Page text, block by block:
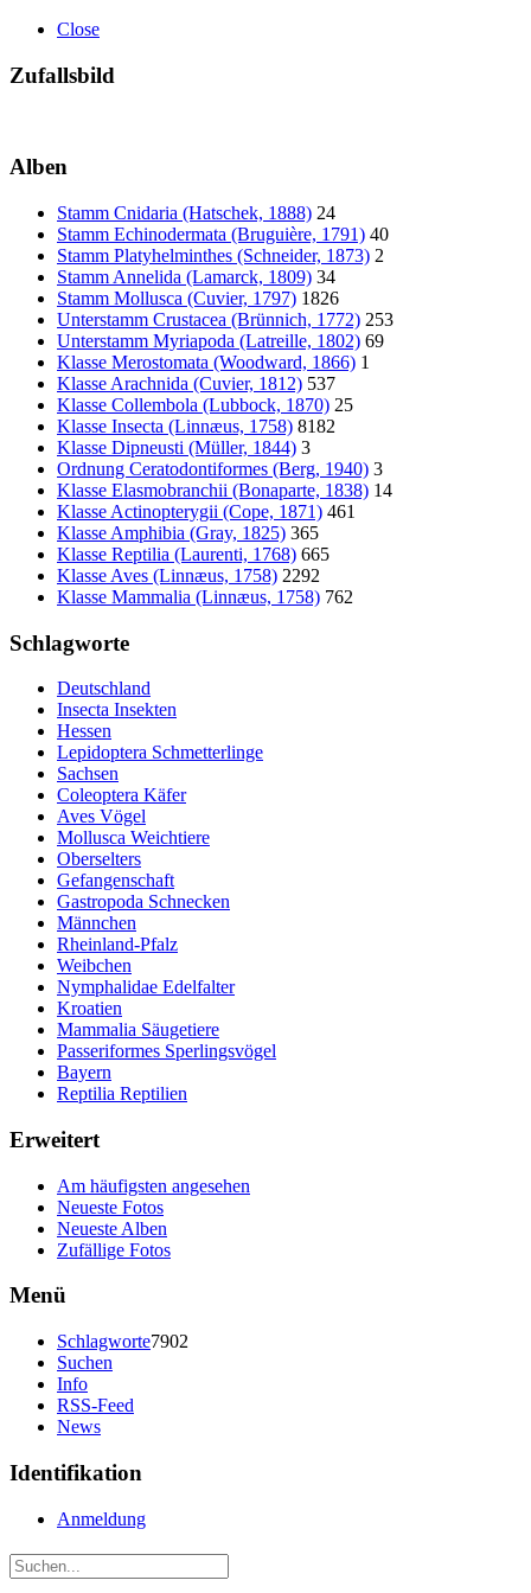
Close
Zufallsbild
Alben
Stamm Cnidaria (Hatschek, 1888) 24
Stamm Echinodermata (Bruguière, 1791) 40
Stamm Platyhelminthes (Schneider, 1873) 2
Stamm Annelida (Lamarck, 1809) 34
Stamm Mollusca (Cuvier, 1797) 1826
Unterstamm Crustacea (Brünnich, 1772) 253
Unterstamm Myriapoda (Latreille, 1802) 69
Klasse Merostomata (Woodward, 1866) 1
Klasse Arachnida (Cuvier, 1812) 537
Klasse Collembola (Lubbock, 1870) 25
Klasse Insecta (Linnæus, 1758) 8182
Klasse Dipneusti (Müller, 1844) 3
Ordnung Ceratodontiformes (Berg, 1940) 3
Klasse Elasmobranchii (Bonaparte, 1838) 14
Klasse Actinopterygii (Cope, 1871) 461
Klasse Amphibia (Gray, 1825) 365
Klasse Reptilia (Laurenti, 1768) 665
Klasse Aves (Linnæus, 1758) 2292
Klasse Mammalia (Linnæus, 1758) 762
Schlagworte
Deutschland
Insecta Insekten
Hessen
Lepidoptera Schmetterlinge
Sachsen
Coleoptera Käfer
Aves Vögel
Mollusca Weichtiere
Oberselters
Gefangenschaft
Gastropoda Schnecken
Männchen
Rheinland-Pfalz
Weibchen
Nymphalidae Edelfalter
Kroatien
Mammalia Säugetiere
Passeriformes Sperlingsvögel
Bayern
Reptilia Reptilien
Erweitert
Am häufigsten angesehen
Neueste Fotos
Neueste Alben
Zufällige Fotos
Menü
Schlagworte7902
Suchen
Info
RSS-Feed
News
Identifikation
Anmeldung